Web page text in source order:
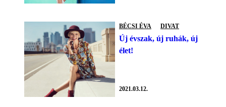
BÉCSI ÉVA DIVAT
Új évszak, új ruhák, új
élet!
2021.03.12.